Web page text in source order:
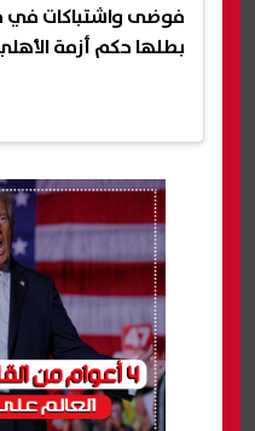
فوضى واشتباكات في
بطلها حكم أزمة